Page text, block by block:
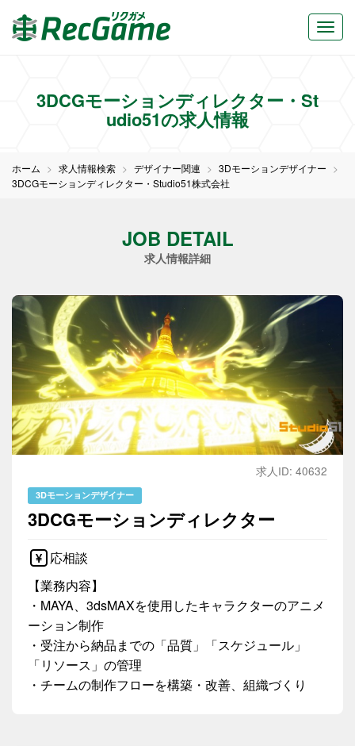
3DCGモーションディレクター・St
udio51の求人情報
ホーム 求人情報検索 デザイナー関連
3Dモーションデザイナー
3DCGモーションディレクター・Studio51株式会社
JOB DETAIL
求人情報詳細
求人ID: 40632
3Dモーションデザイナー
3DCGモーションディレクター
応相談
【業務内容】
・MAYA、3dsMAXを使用したキャラクターのアニメ
ーション制作
・受注から納品までの「品質」「スケジュール」
「リソース」の管理
・チームの制作フローを構築・改善、組織づくり